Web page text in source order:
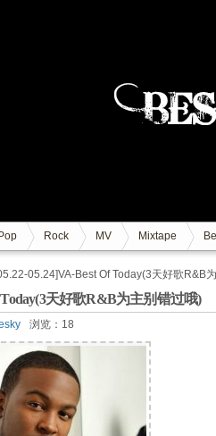
Pop Rock MV Mixtape
05.24]VA-Best Of Today(3天好歌R&B
Today(3天好歌R&B为主别错过哦)
浏览：18